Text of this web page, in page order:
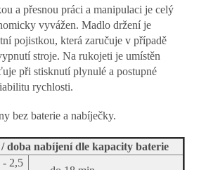
a přesnou práci a manipulaci je celý
vyvážen. Madlo držení je
pojistkou, která zaručuje v případě
stroje. Na rukojeti je umístěn
při stisknutí plynulé a postupné
rychlosti.
bez baterie a nabíječky.
doba nabíjení dle kapacity baterie
- 2,5